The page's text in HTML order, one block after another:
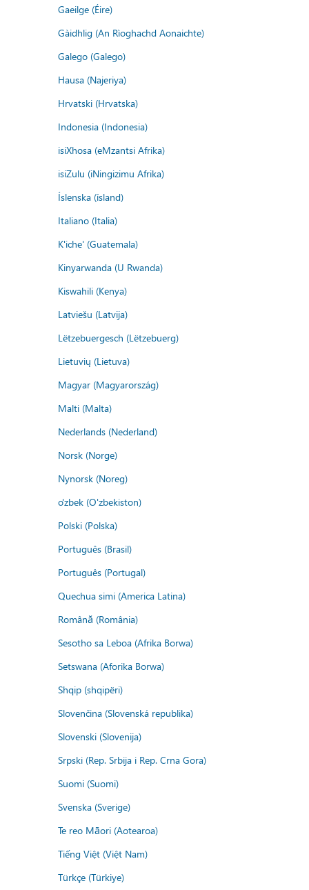
Gaeilge (Éire)
Gàidhlig (An Rìoghachd Aonaichte)
Galego (Galego)
Hausa (Najeriya)
Hrvatski (Hrvatska)
Indonesia (Indonesia)
isiXhosa (eMzantsi Afrika)
isiZulu (iNingizimu Afrika)
Íslenska (ísland)
Italiano (Italia)
K'iche' (Guatemala)
Kinyarwanda (U Rwanda)
Kiswahili (Kenya)
Latviešu (Latvija)
Lëtzebuergesch (Lëtzebuerg)
Lietuvių (Lietuva)
Magyar (Magyarország)
Malti (Malta)
Nederlands (Nederland)
Norsk (Norge)
Nynorsk (Noreg)
o'zbek (O'zbekiston)
Polski (Polska)
Português (Brasil)
Português (Portugal)
Quechua simi (America Latina)
Română (România)
Sesotho sa Leboa (Afrika Borwa)
Setswana (Aforika Borwa)
Shqip (shqipëri)
Slovenčina (Slovenská republika)
Slovenski (Slovenija)
Srpski (Rep. Srbija i Rep. Crna Gora)
Suomi (Suomi)
Svenska (Sverige)
Te reo Māori (Aotearoa)
Tiếng Việt (Việt Nam)
Türkçe (Türkiye)